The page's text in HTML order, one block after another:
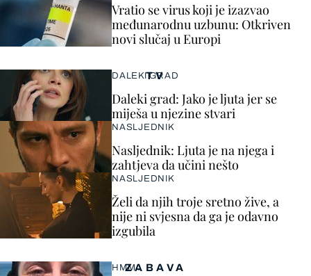
Vratio se virus koji je izazvao
međunarodnu uzbunu: Otkriven
novi slučaj u Europi
ZABAVA
HMM…
TV
DALEKI GRAD
Daleki grad: Jako je ljuta jer se
miješa u njezine stvari
NASLJEDNIK
Nasljednik: Ljuta je na njega i
zahtjeva da učini nešto
NASLJEDNIK
Želi da njih troje sretno žive, a
nije ni svjesna da ga je odavno
izgubila